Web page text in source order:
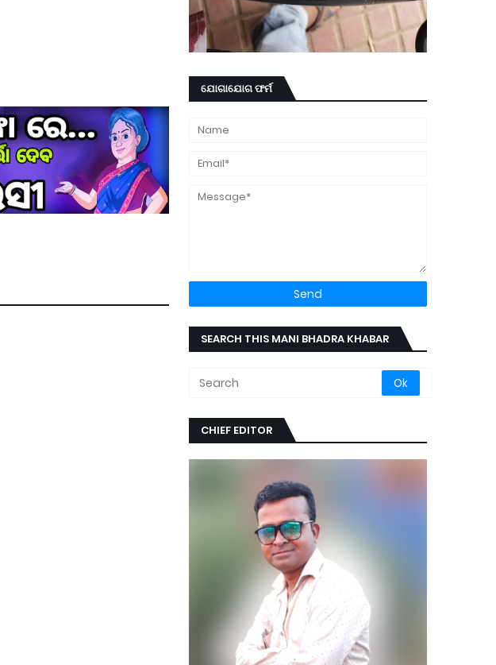
ଯୋଗାଯୋଗ ଫର୍ମ
SEARCH THIS MANI BHADRA KHABAR
CHIEF EDITOR